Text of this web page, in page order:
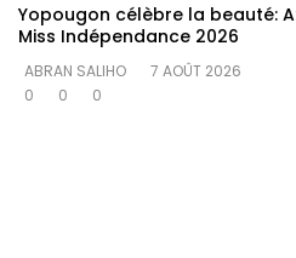
Yopougon célèbre la beauté:
Miss Indépendance 2026
ABRAN SALIHO
7 AOÛT 2026
0
0 0